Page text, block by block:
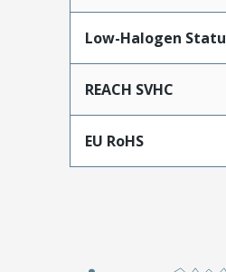
Low-Halogen
REACH SVHC
EU RoHS